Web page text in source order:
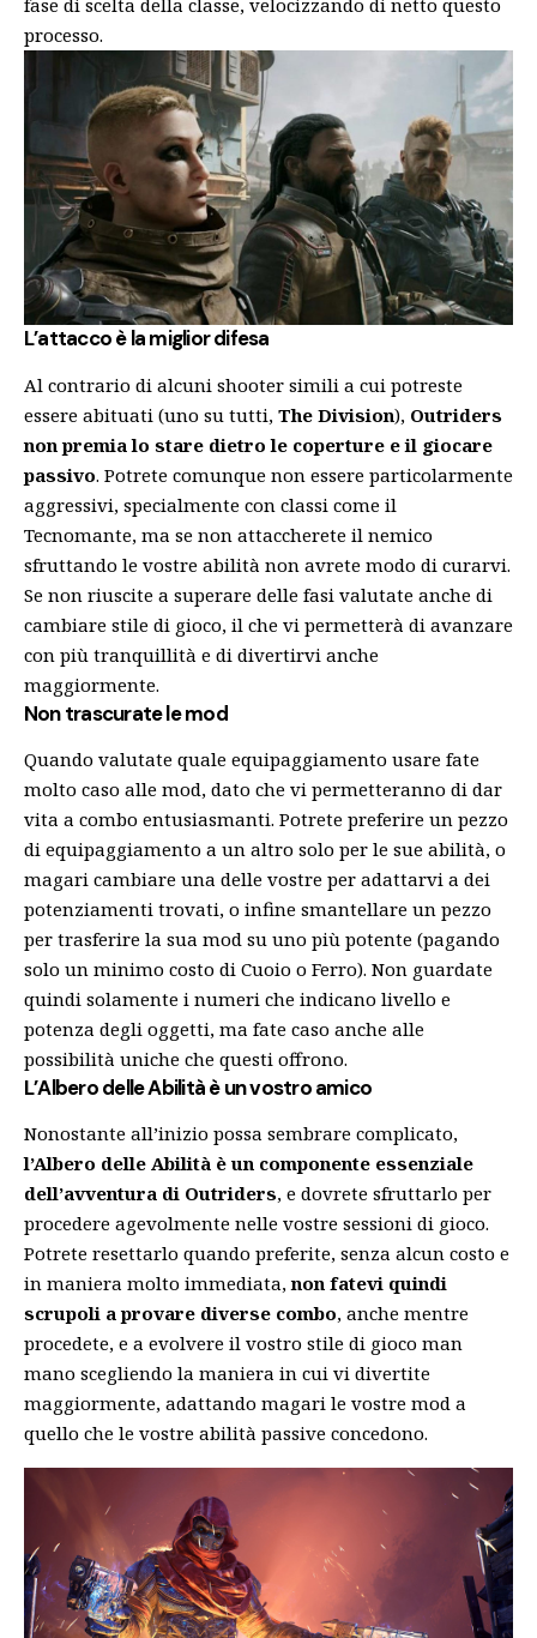
fase di scelta della classe, velocizzando di netto questo
processo.
L’attacco è la miglior difesa
Al contrario di alcuni shooter simili a cui potreste
essere abituati (uno su tutti, The Division), Outriders
non premia lo stare dietro le coperture e il giocare
passivo. Potrete comunque non essere particolarmente
aggressivi, specialmente con classi come il
Tecnomante, ma se non attaccherete il nemico
sfruttando le vostre abilità non avrete modo di curarvi.
Se non riuscite a superare delle fasi valutate anche di
cambiare stile di gioco, il che vi permetterà di avanzare
con più tranquillità e di divertirvi anche
maggiormente.
Non trascurate le mod
Quando valutate quale equipaggiamento usare fate
molto caso alle mod, dato che vi permetteranno di dar
vita a combo entusiasmanti. Potrete preferire un pezzo
di equipaggiamento a un altro solo per le sue abilità, o
magari cambiare una delle vostre per adattarvi a dei
potenziamenti trovati, o infine smantellare un pezzo
per trasferire la sua mod su uno più potente (pagando
solo un minimo costo di Cuoio o Ferro). Non guardate
quindi solamente i numeri che indicano livello e
potenza degli oggetti, ma fate caso anche alle
possibilità uniche che questi offrono.
L’Albero delle Abilità è un vostro amico
Nonostante all’inizio possa sembrare complicato,
l’Albero delle Abilità è un componente essenziale
dell’avventura di Outriders, e dovrete sfruttarlo per
procedere agevolmente nelle vostre sessioni di gioco.
Potrete resettarlo quando preferite, senza alcun costo e
in maniera molto immediata, non fatevi quindi
scrupoli a provare diverse combo, anche mentre
procedete, e a evolvere il vostro stile di gioco man
mano scegliendo la maniera in cui vi divertite
maggiormente, adattando magari le vostre mod a
quello che le vostre abilità passive concedono.